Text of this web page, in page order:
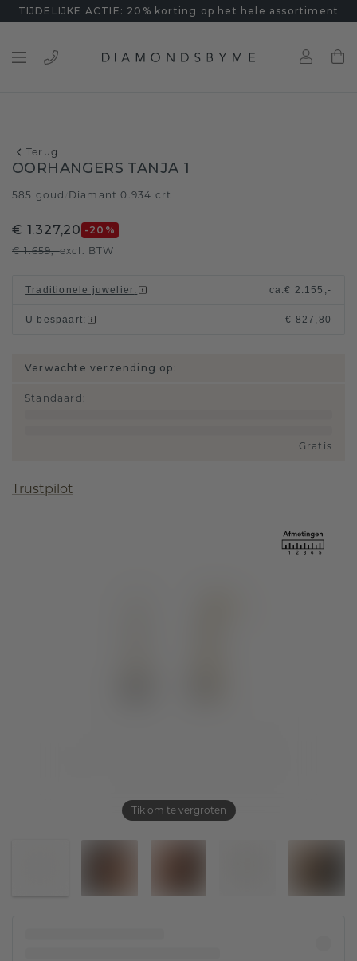
TIJDELIJKE ACTIE: 20% korting op het hele assortiment
Terug
Tik om te vergroten
OORHANGERS TANJA 1
585 goud Diamant 0.934 crt
€ 1.327,20 -20 %
€ 1.659,-excl. BTW
Traditionele juwelier: ca.€ 2.155,-
U bespaart: € 827,80
Verwachte verzending op:
Standaard :
Gratis
Trustpilot